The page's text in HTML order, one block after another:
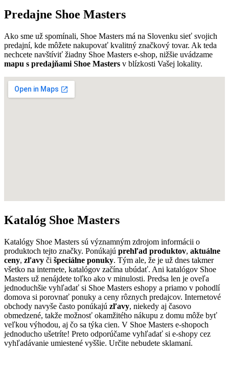
Predajne Shoe Masters
Ako sme už spomínali, Shoe Masters má na Slovenku sieť svojich
predajní, kde môžete nakupovať kvalitný značkový tovar. Ak teda
nechcete navštíviť žiadny Shoe Masters e-shop, nižšie uvádzame
mapu s predajňami Shoe Masters v blízkosti Vašej lokality.
Katalóg Shoe Masters
Katalógy Shoe Masters sú významným zdrojom informácii o
produktoch tejto značky. Ponúkajú prehľad produktov, aktuálne
ceny, zľavy či špeciálne ponuky. Tým ale, že je už dnes takmer
všetko na internete, katalógov začína ubúdať. Ani katalógov Shoe
Masters už nenájdete toľko ako v minulosti. Predsa len je oveľa
jednoduchšie vyhľadať si Shoe Masters eshopy a priamo v pohodlí
domova si porovnať ponuky a ceny rôznych predajcov. Internetové
obchody navyše často ponúkajú zľavy, niekedy aj časovo
obmedzené, takže možnosť okamžitého nákupu z domu môže byť
veľkou výhodou, aj čo sa týka cien. V Shoe Masters e-shopoch
jednoducho ušetríte! Preto odporúčame vyhľadať si e-shopy cez
vyhľadávanie umiestené vyššie. Určite nebudete sklamaní.